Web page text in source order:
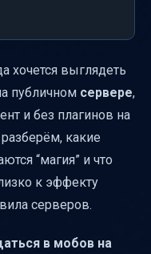
хочется выглядеть
публичном сервере,
и без плагинов на
разберём, какие
“магия” и что
к эффекту
серверов.
в мобов на